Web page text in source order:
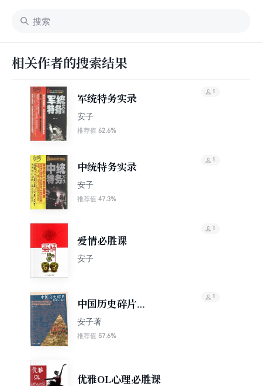
相关作者的搜索结果
军统特务实录
安子
推荐值 62.6%
1
中统特务实录
安子
推荐值 47.3%
1
爱情必胜课
安子
1
中国历史碎片
（1840~1949）
安子著
推荐值 57.6%
1
优雅OL心理必胜课